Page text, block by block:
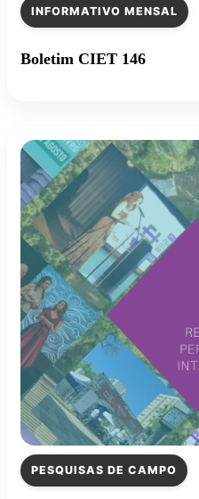
INFORMATIVO MENSAL
Boletim CIET 146
PESQUISAS DE CAMPO